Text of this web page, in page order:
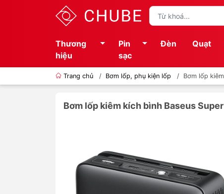
Thương
hiệu
Pin
sạc
Đèn Quạt
Trang chủ / Bơm lốp, phụ kiện lốp / Bơm lốp
Bơm lốp kiêm kích bình Baseus